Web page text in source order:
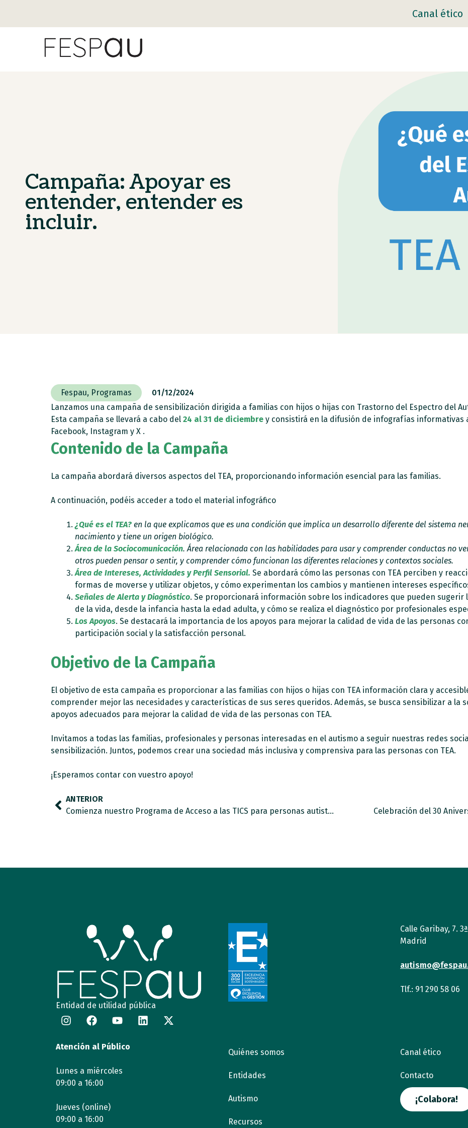
Canal ético
Campaña: Apoyar es
entender, entender es
incluir.
Fespau, Programas
01/12/2024
Lanzamos una campaña de sensibilización dirigida a familias con hijos o hijas con Trastorno del Espectro del
Esta campaña se llevará a cabo del 24 al 31 de diciembrey consistirá en la difusión de infografías informativas
Facebook, Instagram y X .
Contenido de la Campaña
La campaña abordará diversos aspectos del TEA, proporcionando información esencial para las familias.
A continuación, podéis acceder a todo el material infográfico
¿Qué es el TEA?en la que explicamos que es una condición que implica un desarrollo diferente del sistema
nacimiento y tiene un origen biológico.
Área de la Sociocomunicación. Área relacionada con las habilidades para usar y comprender conductas no
otros pueden pensar o sentir, y comprender cómo funcionan las diferentes relaciones y contextos sociales.
Área de Intereses, Actividades y Perfil Sensorial. Se abordará cómo las personas con TEA perciben y
formas de moverse y utilizar objetos, y cómo experimentan los cambios y mantienen intereses
Señales de Alerta y Diagnóstico. Se proporcionará información sobre los indicadores que pueden sugerir
de la vida, desde la infancia hasta la edad adulta, y cómo se realiza el diagnóstico por profesionales
Los Apoyos. Se destacará la importancia de los apoyos para mejorar la calidad de vida de las personas
participación social y la satisfacción personal.
Objetivo de la Campaña
El objetivo de esta campaña es proporcionar a las familias con hijos o hijas con TEA información clara y
comprender mejor las necesidades y características de sus seres queridos. Además, se busca sensibilizar a la
apoyos adecuados para mejorar la calidad de vida de las personas con TEA.
Invitamos a todas las familias, profesionales y personas interesadas en el autismo a seguir nuestras redes
sensibilización. Juntos, podemos crear una sociedad más inclusiva y comprensiva para las personas con TEA.
¡Esperamos contar con vuestro apoyo!
ANTERIOR
Comienza nuestro Programa de Acceso a las TICS para personas autistas con necesidades de apoyo complejas.
Celebración del 30
Entidad de utilidad pública
Calle Garibay, 7.
Madrid
Tlf.: 91 290 58 06
Atención al Público
Lunes a miércoles
09:00 a 16:00
Jueves (online)
09:00 a 16:00
Quiénes somos
Entidades
Autismo
Recursos
Canal ético
Contacto
¡Colabora!